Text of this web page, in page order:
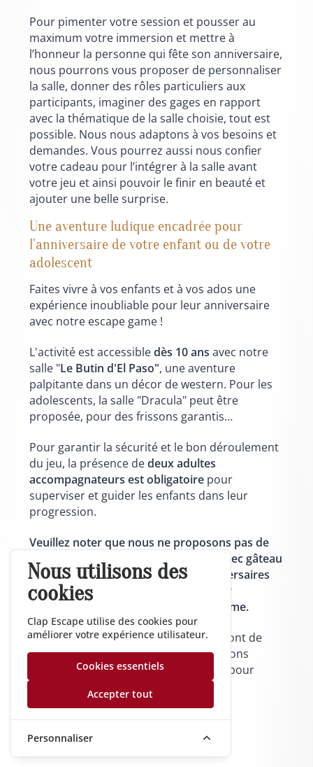
Nous utilisons des
cookies
Clap Escape utilise des cookies pour
améliorer votre expérience utilisateur.
Cookies essentiels
Accepter tout
Personnaliser
Pour pimenter votre session et pousser au
maximum votre immersion et mettre à
l’honneur la personne qui fête son anniversaire,
nous pourrons vous proposer de personnaliser
la salle, donner des rôles particuliers aux
participants, imaginer des gages en rapport
avec la thématique de la salle choisie, tout est
possible. Nous nous adaptons à vos besoins et
demandes. Vous pourrez aussi nous confier
votre cadeau pour l’intégrer à la salle avant
votre jeu et ainsi pouvoir le finir en beauté et
ajouter une belle surprise.
Une aventure ludique encadrée pour
l'anniversaire de votre enfant ou de votre
adolescent
Faites vivre à vos enfants et à vos ados une
expérience inoubliable pour leur anniversaire
avec notre escape game !
L'activité est accessibledès 10 ans avec notre
salle "Le Butin d'El Paso", une aventure
palpitante dans un décor de western. Pour les
adolescents, la salle "Dracula" peut être
proposée, pour des frissons garantis…
Pour garantir la sécurité et le bon déroulement
du jeu, la présence dedeux adultes
accompagnateurs est obligatoire pour
superviser et guider les enfants dans leur
progression.
Veuillez noter que nous ne proposons pas de
privatisation de salle, ni de formule avec gâteau
ou goûter : notre offre pour les anniversaires
enfants est exclusivement centrée sur
l'expérience immersive de l'escape game.
N'hésitez pas à nous contacter en amont de
votre réservation afin que nous puissions
planifier le meilleur moment possible pour